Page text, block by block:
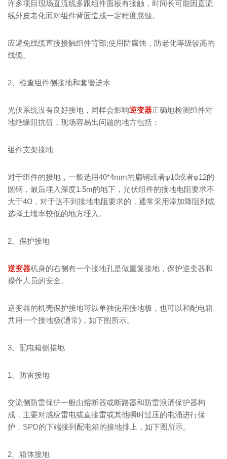
许多项目现场直流线多跟组件面板有接触，时间长可能因直流
线外皮老化而对组件背面造成一定程度腐蚀。
应避免线缆直接接触组件背部;使用防腐蚀，防老化等级较高的
线缆。
2、检查组件侧接地和套管进水
光伏系统没有良好接地，同样会影响逆变器正确地检测组件对
地绝缘阻抗值，现场容易出问题的地方包括：
组件支架接地
对于组件的接地，一般选用40*4mm的扁钢或者φ10或者φ12的
圆钢，最后埋入深度1.5m的地下，光伏组件的接地电阻要求不
大于4Ω，对于达不到接地电阻要求的，通常采用添加降阻剂或
选择土壤率较低的地方埋入。
2、保护接地
逆变器机身的右侧有一个接地孔是做重复接地，保护逆变器和
操作人员的安全。
逆变器的机壳保护接地可以单独使用接地极，也可以和配电箱
共用一个接地极(通常)，如下图所示。
3、配电箱侧接地
1、防雷接地
交流侧防雷保护一般由熔断器或断路器和防雷浪涌保护器构
成，主要对感应雷电或直接雷或其他瞬时过压的电涌进行保
护，SPD的下端接到配电箱的接地排上，如下图所示。
2、箱体接地